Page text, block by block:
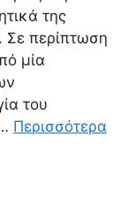
της
περίπτωση
μία
του
Περισσότερα